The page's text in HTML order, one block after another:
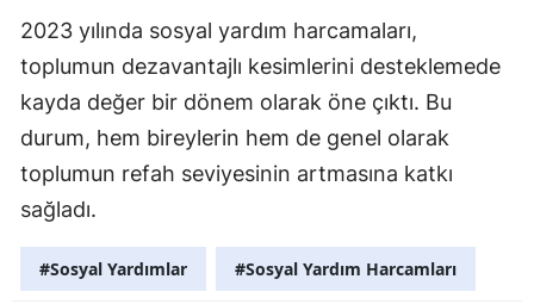
2023 yılında sosyal yardım harcamaları,
toplumun dezavantajlı kesimlerini desteklemede
kayda değer bir dönem olarak öne çıktı. Bu
durum, hem bireylerin hem de genel olarak
toplumun refah seviyesinin artmasına katkı
sağladı.
#Sosyal Yardımlar #Sosyal Yardım Harcamları